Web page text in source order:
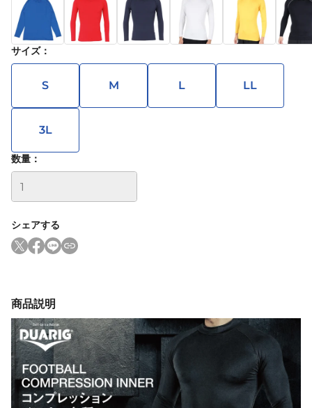
サイズ：
S M L LL
3L
数量：
シェアする
商品説明